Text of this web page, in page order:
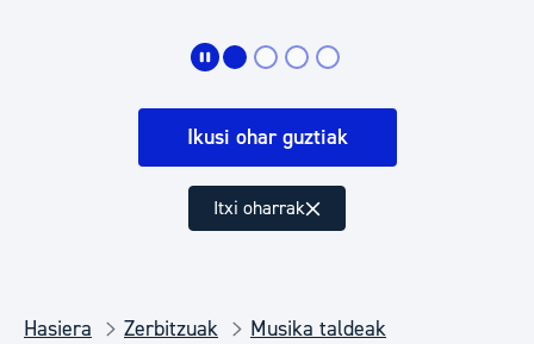
Ikusi ohar guztiak
Itxi oharrak
Hasiera Zerbitzuak
Musika taldeak